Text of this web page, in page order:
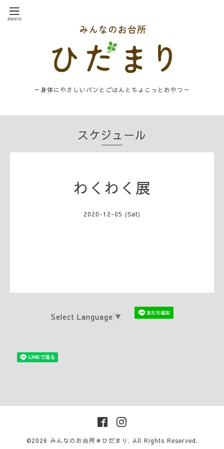
～身体にやさしいパンとごはんとちょこっとおやつ～
スケジュール
わくわく展
2020-12-05 (Sat)
Select Language ▼
©2026 みんなのお台所＊ひだまり . All Rights Reserved.